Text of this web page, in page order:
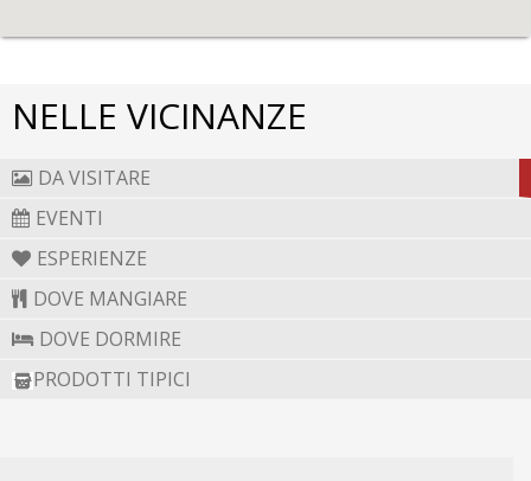
NELLE VICINANZE
DA VISITARE
EVENTI
ESPERIENZE
DOVE MANGIARE
DOVE DORMIRE
PRODOTTI TIPICI